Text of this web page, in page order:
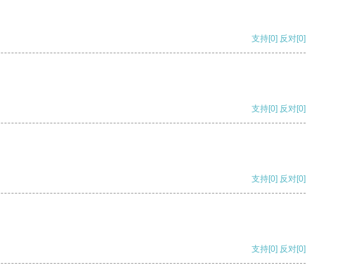
支持[0] 反对[0]
支持[0] 反对[0]
支持[0] 反对[0]
支持[0] 反对[0]